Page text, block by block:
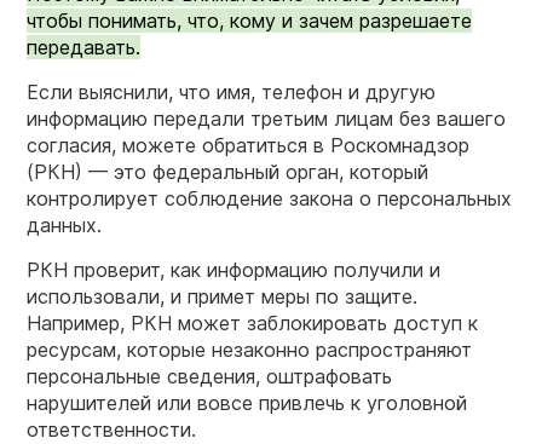
чтобы понимать, что, кому и зачем разрешаете
передавать.
Если выяснили, что имя, телефон и другую
информацию передали третьим лицам без вашего
согласия, можете обратиться в Роскомнадзор
(РКН) — это федеральный орган, который
контролирует соблюдение закона о персональных
данных.
РКН проверит, как информацию получили и
использовали, и примет меры по защите.
Например, РКН может заблокировать доступ к
ресурсам, которые незаконно распространяют
персональные сведения, оштрафовать
нарушителей или вовсе привлечь к уголовной
ответственности.